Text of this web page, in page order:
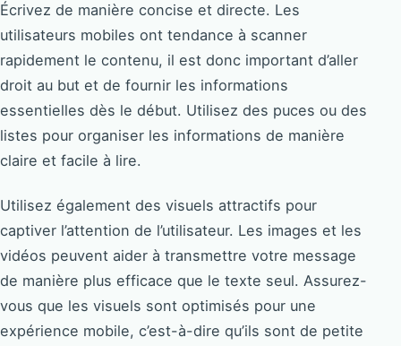
Écrivez de manière concise et directe. Les
utilisateurs mobiles ont tendance à scanner
rapidement le contenu, il est donc important d’aller
droit au but et de fournir les informations
essentielles dès le début. Utilisez des puces ou des
listes pour organiser les informations de manière
claire et facile à lire.
Utilisez également des visuels attractifs pour
captiver l’attention de l’utilisateur. Les images et les
vidéos peuvent aider à transmettre votre message
de manière plus efficace que le texte seul. Assurez-
vous que les visuels sont optimisés pour une
expérience mobile, c’est-à-dire qu’ils sont de petite